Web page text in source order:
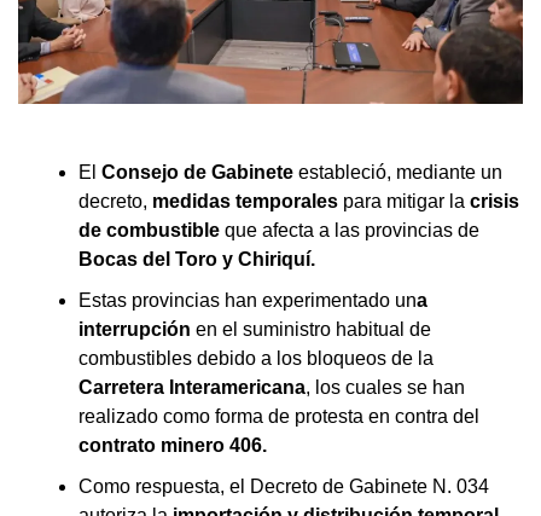
El Consejo de Gabinete estableció, mediante un
decreto, medidas temporales para mitigar la crisis
de combustible que afecta a las provincias de
Bocas del Toro y Chiriquí.
Estas provincias han experimentado una
interrupción en el suministro habitual de
combustibles debido a los bloqueos de la
Carretera Interamericana, los cuales se han
realizado como forma de protesta en contra del
contrato minero 406.
Como respuesta, el Decreto de Gabinete N. 034